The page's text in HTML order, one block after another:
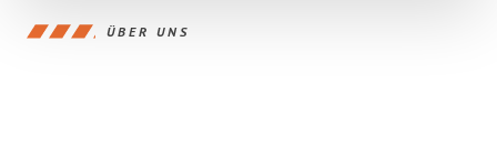
ÜBER UNS